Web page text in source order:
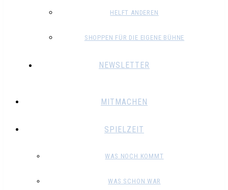
HELFT ANDEREN
SHOPPEN FÜR DIE EIGENE BÜHNE
NEWSLETTER
MITMACHEN
SPIELZEIT
WAS NOCH KOMMT
WAS SCHON WAR